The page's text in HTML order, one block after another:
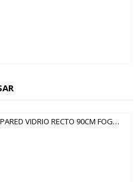
CAMPANA DE PARED VIDRIO RECTO 90CM FOGATTI INOX